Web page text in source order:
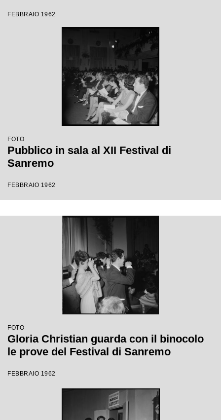
FEBBRAIO 1962
FOTO
Pubblico in sala al XII Festival di
Sanremo
FEBBRAIO 1962
FOTO
Gloria Christian guarda con il binocolo
le prove del Festival di Sanremo
FEBBRAIO 1962